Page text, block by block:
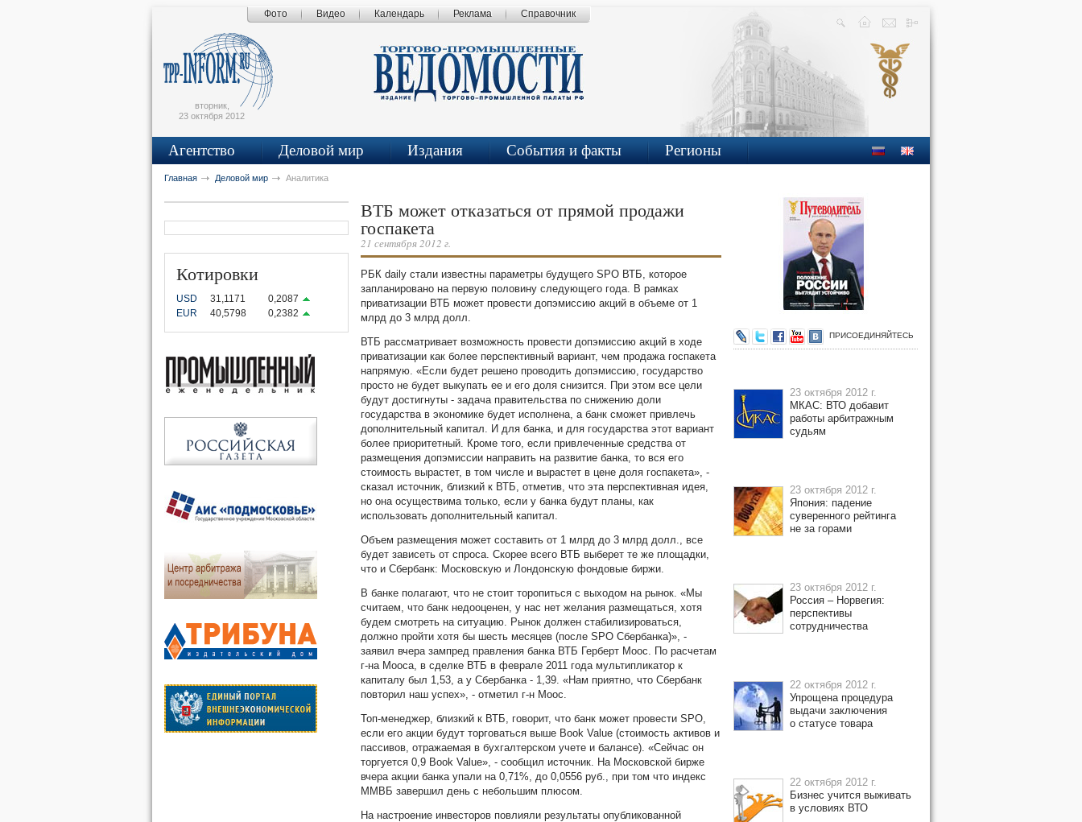
Фото Видео Календарь Реклама Справочник
вторник,
23 октября 2012
Агентство Деловой мир Издания События и факты Регионы
Главная Деловой мир Аналитика
Котировки
USD 31,1171
0,2087
EUR
40,5798 0,2382
ВТБ может отказаться от прямой продажи
госпакета
21 сентября 2012 г.
РБК daily стали известны параметры будущего SPO ВТБ, которое
запланировано на первую половину следующего года. В рамках
приватизации ВТБ может провести допэмиссию акций в объеме от 1
млрд до 3 млрд долл.
ВТБ рассматривает возможность провести допэмиссию акций в ходе
приватизации как более перспективный вариант, чем продажа госпакета
напрямую. «Если будет решено проводить допэмиссию, государство
просто не будет выкупать ее и его доля снизится. При этом все цели
будут достигнуты - задача правительства по снижению доли
государства в экономике будет исполнена, а банк сможет привлечь
дополнительный капитал. И для банка, и для государства этот вариант
более приоритетный. Кроме того, если привлеченные средства от
размещения допэмиссии направить на развитие банка, то вся его
стоимость вырастет, в том числе и вырастет в цене доля госпакета», -
сказал источник, близкий к ВТБ, отметив, что эта перспективная идея,
но она осуществима только, если у банка будут планы, как
использовать дополнительный капитал.
Объем размещения может составить от 1 млрд до 3 млрд долл., все
будет зависеть от спроса. Скорее всего ВТБ выберет те же площадки,
что и Сбербанк: Московскую и Лондонскую фондовые биржи.
В банке полагают, что не стоит торопиться с выходом на рынок. «Мы
считаем, что банк недооценен, у нас нет желания размещаться, хотя
будем смотреть на ситуацию. Рынок должен стабилизироваться,
должно пройти хотя бы шесть месяцев (после SPO Сбербанка)», -
заявил вчера зам­пред правления банка ВТБ Герберт Моос. По расчетам
г-на Мооса, в сделке ВТБ в феврале 2011 года мультипликатор к
капиталу был 1,53, а у Сбербанка - 1,39. «Нам приятно, что Сбербанк
повторил наш успех», - отметил г-н Моос.
Топ-менеджер, близкий к ВТБ, говорит, что банк может про­вести SPO,
если его акции будут торговаться выше Book Value (стоимость активов и
пассивов, отражаемая в бухгалтер­ском учете и балансе). «Сейчас он
торгуется 0,9 Book Value», - сообщил источник. На Московской бирже
вчера акции банка упали на 0,71%, до 0,0556 руб., при том что индекс
ММВБ завершил день с небольшим плюсом.
На настроение инвесторов повлияли результаты опубликованной
ПРИСОЕДИНЯЙТЕСЬ
23 октября 2012 г.
МКАС: ВТО добавит
работы арбитражным
судьям
23 октября 2012 г.
Япония: падение
суверенного рейтинга
не за горами
23 октября 2012 г.
Россия – Норвегия:
перспективы
сотрудничества
22 октября 2012 г.
Упрощена процедура
выдачи заключения
о статусе товара
22 октября 2012 г.
Бизнес учится выживать
в условиях ВТО